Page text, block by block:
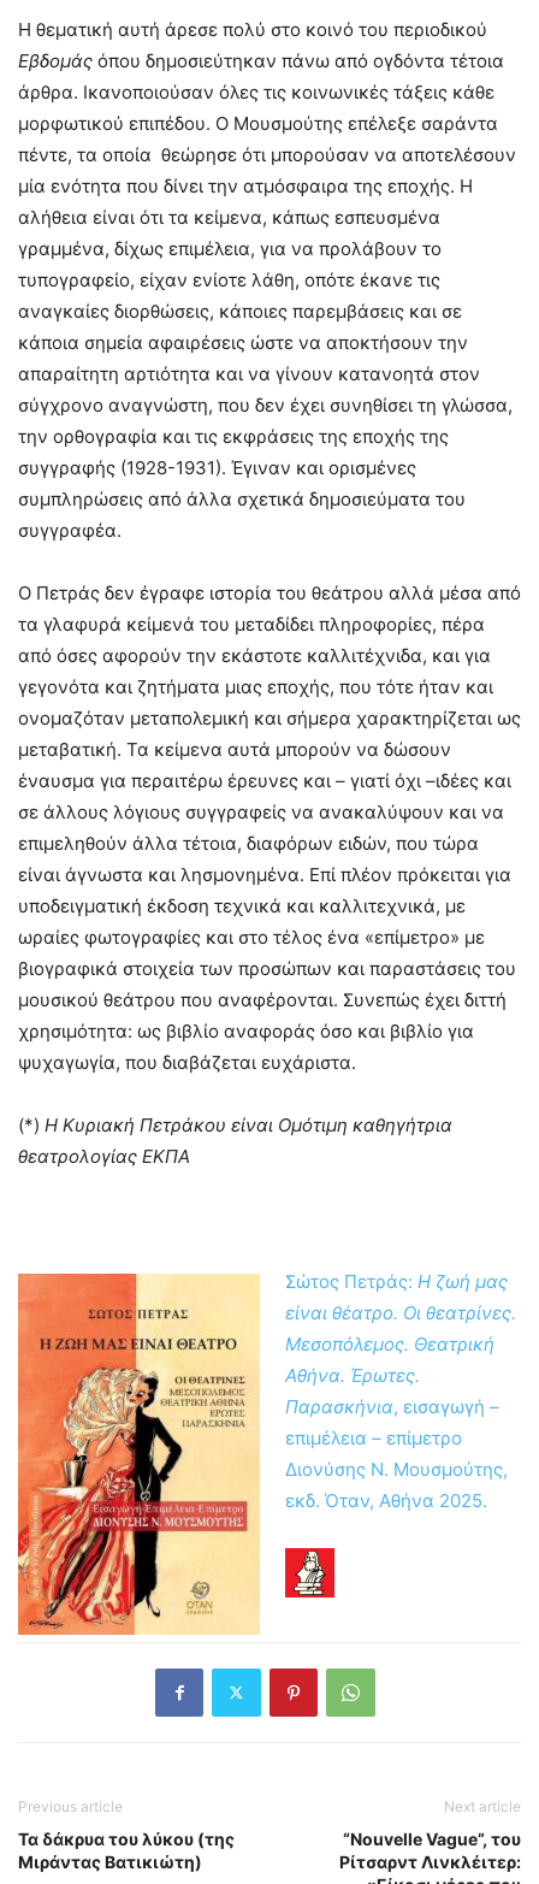
Η θεματική αυτή άρεσε πολύ στο κοινό του περιοδικού
Εβδομάς όπου δημοσιεύτηκαν πάνω από ογδόντα τέτοια
άρθρα. Ικανοποιούσαν όλες τις κοινωνικές τάξεις κάθε
μορφωτικού επιπέδου. Ο Μουσμούτης επέλεξε σαράντα
πέντε, τα οποία θεώρησε ότι μπορούσαν να αποτελέσουν
μία ενότητα που δίνει την ατμόσφαιρα της εποχής. Η
αλήθεια είναι ότι τα κείμενα, κάπως εσπευσμένα
γραμμένα, δίχως επιμέλεια, για να προλάβουν το
τυπογραφείο, είχαν ενίοτε λάθη, οπότε έκανε τις
αναγκαίες διορθώσεις, κάποιες παρεμβάσεις και σε
κάποια σημεία αφαιρέσεις ώστε να αποκτήσουν την
απαραίτητη αρτιότητα και να γίνουν κατανοητά στον
σύγχρονο αναγνώστη, που δεν έχει συνηθίσει τη γλώσσα,
την ορθογραφία και τις εκφράσεις της εποχής της
συγγραφής (1928-1931). Έγιναν και ορισμένες
συμπληρώσεις από άλλα σχετικά δημοσιεύματα του
συγγραφέα.
Ο Πετράς δεν έγραφε ιστορία του θεάτρου αλλά μέσα από
τα γλαφυρά κείμενά του μεταδίδει πληροφορίες, πέρα
από όσες αφορούν την εκάστοτε καλλιτέχνιδα, και για
γεγονότα και ζητήματα μιας εποχής, που τότε ήταν και
ονομαζόταν μεταπολεμική και σήμερα χαρακτηρίζεται ως
μεταβατική. Τα κείμενα αυτά μπορούν να δώσουν
έναυσμα για περαιτέρω έρευνες και – γιατί όχι –ιδέες και
σε άλλους λόγιους συγγραφείς να ανακαλύψουν και να
επιμεληθούν άλλα τέτοια, διαφόρων ειδών, που τώρα
είναι άγνωστα και λησμονημένα. Επί πλέον πρόκειται για
υποδειγματική έκδοση τεχνικά και καλλιτεχνικά, με
ωραίες φωτογραφίες και στο τέλος ένα «επίμετρο» με
βιογραφικά στοιχεία των προσώπων και παραστάσεις του
μουσικού θεάτρου που αναφέρονται. Συνεπώς έχει διττή
χρησιμότητα: ως βιβλίο αναφοράς όσο και βιβλίο για
ψυχαγωγία, που διαβάζεται ευχάριστα.
(*) Η Κυριακή Πετράκου είναι Ομότιμη καθηγήτρια
θεατρολογίας ΕΚΠΑ
Σώτος Πετράς: Η ζωή μας
είναι θέατρο. Οι θεατρίνες.
Μεσοπόλεμος. Θεατρική
Αθήνα. Έρωτες.
Παρασκήνια, εισαγωγή –
επιμέλεια – επίμετρο
Διονύσης N. Μουσμούτης,
εκδ. Όταν, Αθήνα 2025.
Previous article
Τα δάκρυα του λύκου (της
Μιράντας Βατικιώτη)
Next article
“Nouvelle Vague”, του
Ρίτσαρντ Λινκλέιτερ: